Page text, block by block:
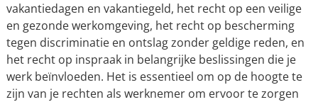
vakantiedagen en vakantiegeld, het recht op een veilige
en gezonde werkomgeving, het recht op bescherming
tegen discriminatie en ontslag zonder geldige reden, en
het recht op inspraak in belangrijke beslissingen die je
werk beïnvloeden. Het is essentieel om op de hoogte te
zijn van je rechten als werknemer om ervoor te zorgen